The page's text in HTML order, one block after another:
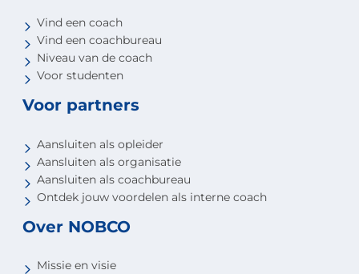
Vind een coach
Vind een coachbureau
Niveau van de coach
Voor studenten
Voor partners
Aansluiten als opleider
Aansluiten als organisatie
Aansluiten als coachbureau
Ontdek jouw voordelen als interne coach
Over NOBCO
Missie en visie